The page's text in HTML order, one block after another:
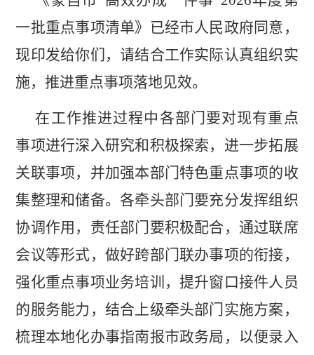
一批重点事项清单》 已经市人民政府同意，
现印发给你们，请结合工作实际认真组织实
施，推进重点事项落地见效。
在工作推进过程中各部门要对现有重点
事项进行深入研究和积极探索，进一步拓展
关联事项，并加强本部门特色重点事项的收
集整理和储备。各牵头部门要充分发挥组织
协调作用，责任部门要积极配合，通过联席
会议等形式，做好跨部门联办事项的衔接，
强化重点事项业务培训，提升窗口接件人员
的服务能力，结合上级牵头部门实施方案，
梳理本地化办事指南报市政务局，以便录入